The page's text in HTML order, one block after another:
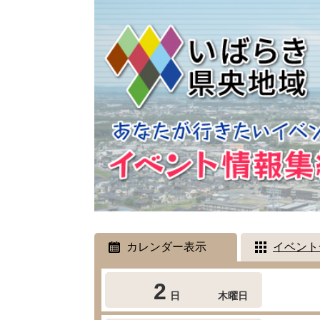
カレンダー表示 イベン
2 日 木曜日